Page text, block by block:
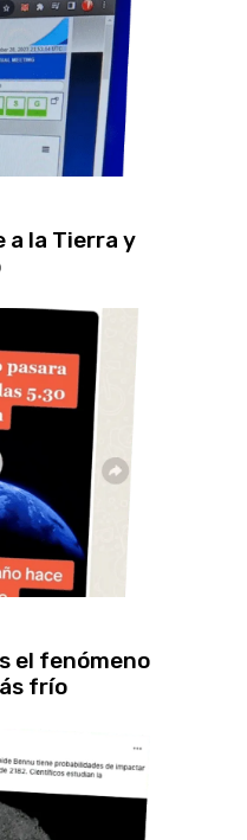
a la Tierra y
el fenómeno
frío